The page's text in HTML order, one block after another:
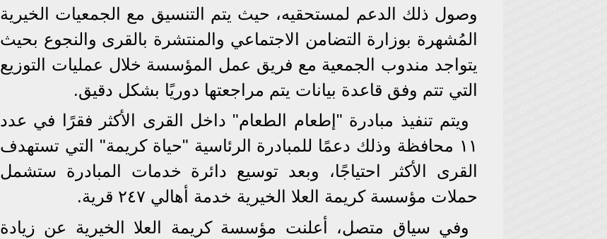
وصول ذلك الدعم لمستحقيه، حيث يتم التنسيق مع الجمعيات الخيرية
المُشهرة بوزارة التضامن الاجتماعي والمنتشرة بالقرى والنجوع بحيث
يتواجد مندوب الجمعية مع فريق عمل المؤسسة خلال عمليات التوزيع
التي تتم وفق قاعدة بيانات يتم مراجعتها دوريًا بشكل دقيق.
ويتم تنفيذ مبادرة "إطعام الطعام" داخل القرى الأكثر فقرًا في عدد
١١ محافظة وذلك دعمًا للمبادرة الرئاسية "حياة كريمة" التي تستهدف
القرى الأكثر احتياجًا، وبعد توسيع دائرة خدمات المبادرة ستشمل
حملات مؤسسة كريمة العلا الخيرية خدمة أهالي ٢٤٧ قرية.
وفي سياق متصل، أعلنت مؤسسة كريمة العلا الخيرية عن زيادة